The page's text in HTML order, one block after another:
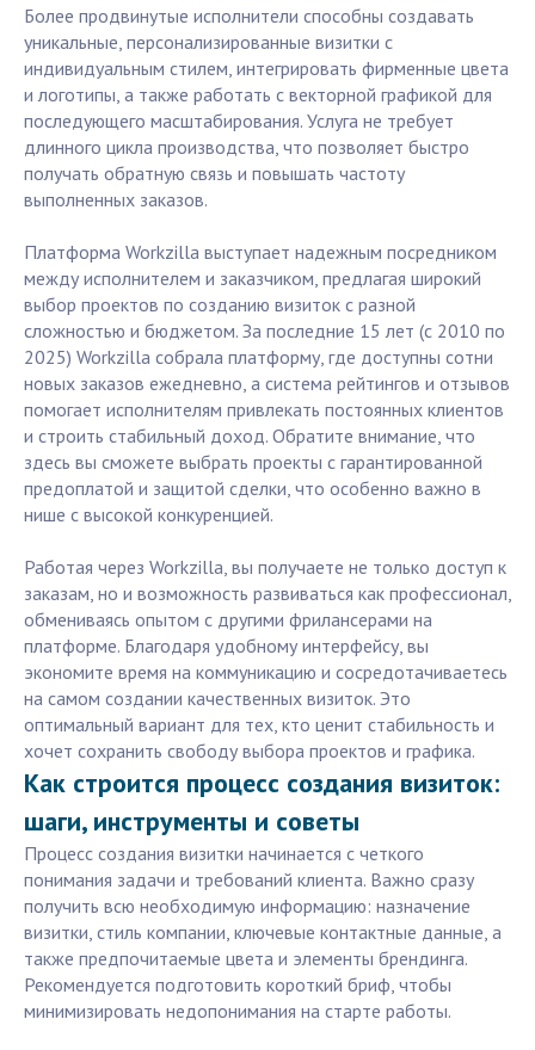
Более продвинутые исполнители способны создавать
уникальные, персонализированные визитки с
индивидуальным стилем, интегрировать фирменные цвета
и логотипы, а также работать с векторной графикой для
последующего масштабирования. Услуга не требует
длинного цикла производства, что позволяет быстро
получать обратную связь и повышать частоту
выполненных заказов.
Платформа Workzilla выступает надежным посредником
между исполнителем и заказчиком, предлагая широкий
выбор проектов по созданию визиток с разной
сложностью и бюджетом. За последние 15 лет (с 2010 по
2025) Workzilla собрала платформу, где доступны сотни
новых заказов ежедневно, а система рейтингов и отзывов
помогает исполнителям привлекать постоянных клиентов
и строить стабильный доход. Обратите внимание, что
здесь вы сможете выбрать проекты с гарантированной
предоплатой и защитой сделки, что особенно важно в
нише с высокой конкуренцией.
Работая через Workzilla, вы получаете не только доступ к
заказам, но и возможность развиваться как профессионал,
обмениваясь опытом с другими фрилансерами на
платформе. Благодаря удобному интерфейсу, вы
экономите время на коммуникацию и сосредотачиваетесь
на самом создании качественных визиток. Это
оптимальный вариант для тех, кто ценит стабильность и
хочет сохранить свободу выбора проектов и графика.
Как строится процесс создания визиток:
шаги, инструменты и советы
Процесс создания визитки начинается с четкого
понимания задачи и требований клиента. Важно сразу
получить всю необходимую информацию: назначение
визитки, стиль компании, ключевые контактные данные, а
также предпочитаемые цвета и элементы брендинга.
Рекомендуется подготовить короткий бриф, чтобы
минимизировать недопонимания на старте работы.